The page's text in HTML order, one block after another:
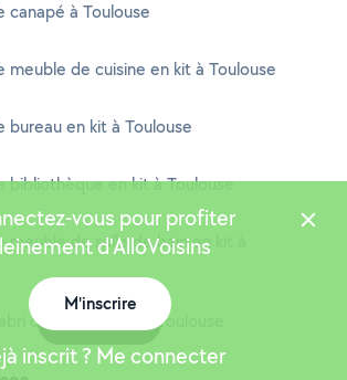
canapé à Toulouse
meuble de cuisine en kit à Toulouse
bureau en kit à Toulouse
bibliothèque en kit à Toulouse
meuble de salle de bain en kit à
de jardin en kit à Toulouse
vous pour profiter
d'AlloVoisins
M'inscrire
inscrit ? Me connecter